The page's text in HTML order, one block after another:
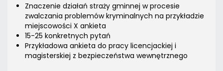
Znaczenie działań straży gminnej w procesie
zwalczania problemów kryminalnych na przykładzie
miejscowości X ankieta
15-25 konkretnych pytań
Przykładowa ankieta do pracy licencjackiej i
magisterskiej z bezpieczeństwa wewnętrznego